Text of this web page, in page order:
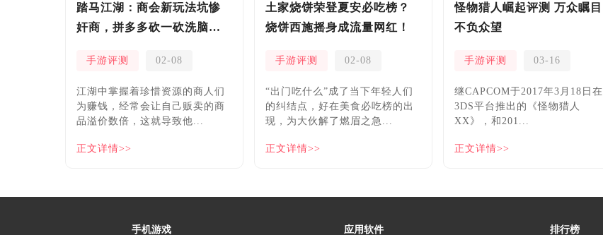
踏马江湖：商会新玩法坑惨
奸商，拼多多砍一砍洗脑夏
手游评测 02-08
​江湖中掌握着珍惜资源的商人们
为赚钱，经常会让自己贩卖的商
品溢价数倍，这就导致他...
正文详情>>
土家烧饼荣登夏安必吃榜？
烧饼西施摇身成流量网红！
手游评测 02-08
“出门吃什么”成了当下年轻人们
的纠结点，好在美食必吃榜的出
现，为大伙解了燃眉之急...
正文详情>>
怪物猎人崛起评测 万众瞩目
不负众望
手游评测 03-16
继CAPCOM于2017年3月18日在
3DS平台推出的《怪物猎人
XX》，和201...
正文详情>>
手机游戏 应用软件 排行榜